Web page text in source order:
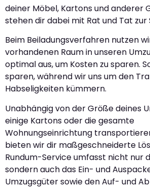
deiner Möbel, Kartons und anderer
stehen dir dabei mit Rat und Tat zur
Beim Beiladungsverfahren nutzen
vorhandenen Raum in unseren
optimal aus, um Kosten zu sparen.
sparen, während wir uns um den
Habseligkeiten kümmern.
Unabhängig von der Größe deines
einige Kartons oder die gesamte
Wohnungseinrichtung
bieten wir dir maßgeschneiderte
Rundum-Service umfasst nicht nur
sondern auch das Ein- und
Umzugsgüter sowie den Auf- und